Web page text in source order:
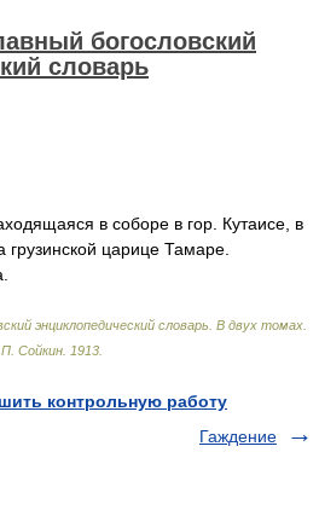
богословский
словарь
в соборе в гор. Кутаисе, в
царице Тамаре.
энциклопедический словарь. В двух томах.
Сойкин 1913
контрольную работу
Гаждение